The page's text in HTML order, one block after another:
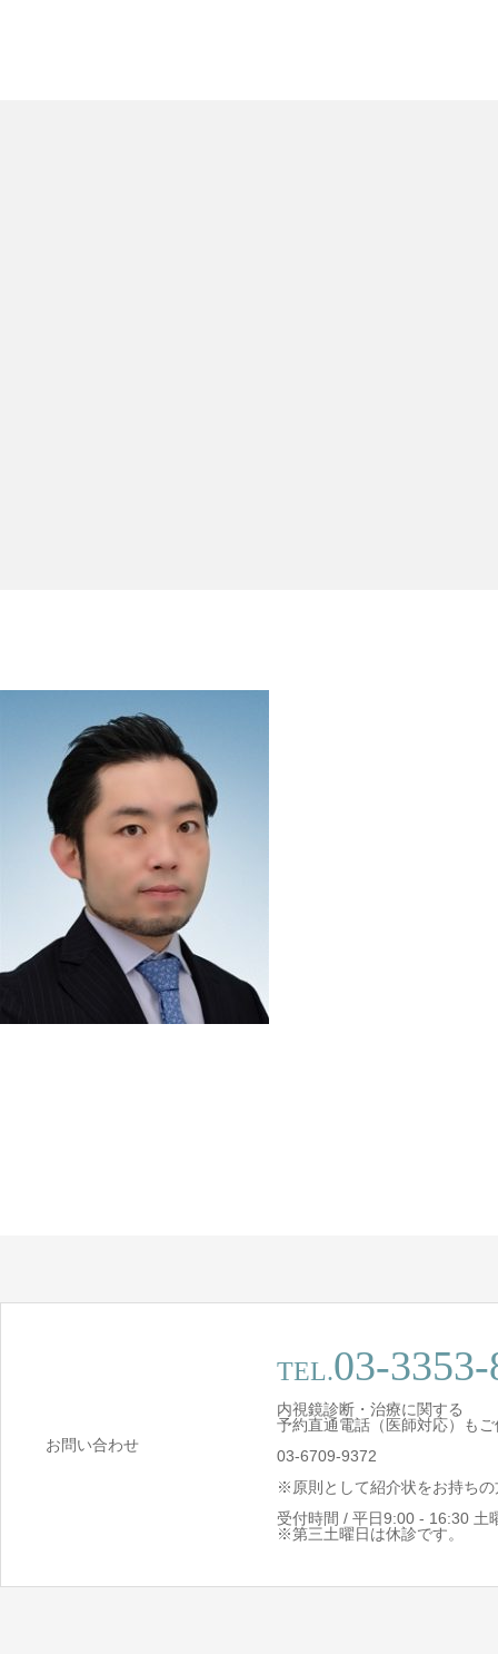
お問い合わせ
TEL.03-3353-
内視鏡診断・治療に関する
予約直通電話（医師対応）も
03-6709-9372
※原則として紹介状をお持ち
受付時間 / 平日9:00 - 16:30 土
※第三土曜日は休診です。